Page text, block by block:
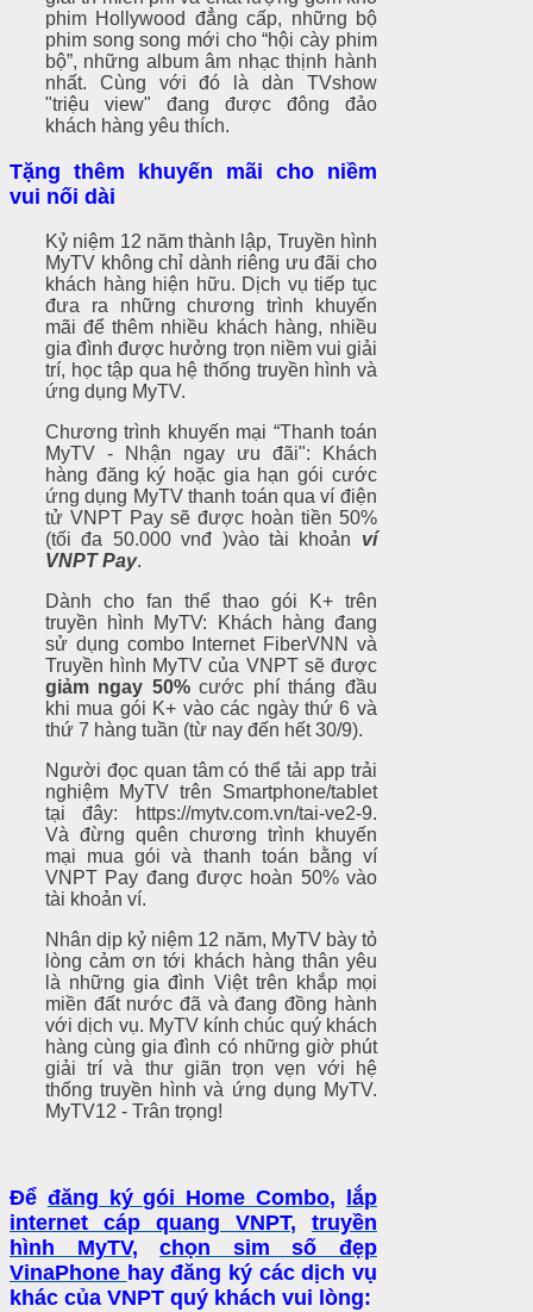
phim Hollywood đẳng cấp, những bộ
phim song song mới cho “hội cày phim
bộ”, những album âm nhạc thịnh hành
nhất. Cùng với đó là dàn TVshow
"triệu view" đang được đông đảo
khách hàng yêu thích.
Tặng thêm khuyến mãi cho niềm
vui nối dài
Kỷ niệm 12 năm thành lập, Truyền hình
MyTV không chỉ dành riêng ưu đãi cho
khách hàng hiện hữu. Dịch vụ tiếp tục
đưa ra những chương trình khuyến
mãi để thêm nhiều khách hàng, nhiều
gia đình được hưởng trọn niềm vui giải
trí, học tập qua hệ thống truyền hình và
ứng dụng MyTV.
Chương trình khuyến mại “Thanh toán
MyTV - Nhận ngay ưu đãi": Khách
hàng đăng ký hoặc gia hạn gói cước
ứng dụng MyTV thanh toán qua ví điện
tử VNPT Pay sẽ được hoàn tiền 50%
(tối đa 50.000 vnđ )vào tài khoản ví
VNPT Pay.
Dành cho fan thể thao gói K+ trên
truyền hình MyTV: Khách hàng đang
sử dụng combo Internet FiberVNN và
Truyền hình MyTV của VNPT sẽ được
giảm ngay 50%cước phí tháng đầu
khi mua gói K+ vào các ngày thứ 6 và
thứ 7 hàng tuần (từ nay đến hết 30/9).
Người đọc quan tâm có thể tải app trải
nghiệm MyTV trên Smartphone/tablet
tại đây: https://mytv.com.vn/tai-ve2-9.
Và đừng quên chương trình khuyến
mại mua gói và thanh toán bằng ví
VNPT Pay đang được hoàn 50% vào
tài khoản ví.
Nhân dịp kỷ niệm 12 năm, MyTV bày tỏ
lòng cảm ơn tới khách hàng thân yêu
là những gia đình Việt trên khắp mọi
miền đất nước đã và đang đồng hành
với dịch vụ. MyTV kính chúc quý khách
hàng cùng gia đình có những giờ phút
giải trí và thư giãn trọn vẹn với hệ
thống truyền hình và ứng dụng MyTV.
MyTV12 - Trân trọng!
Để đăng ký gói Home Combo,
lắp
internet cáp quang VNPT, truyền
hình MyTV,chọn sim số đẹp
VinaPhone hay đăng ký các dịch vụ
khác của VNPT quý khách vui lòng: